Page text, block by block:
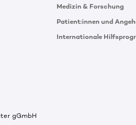
Medizin & Forschung
Patient:innen und
Internationale
gGmbH